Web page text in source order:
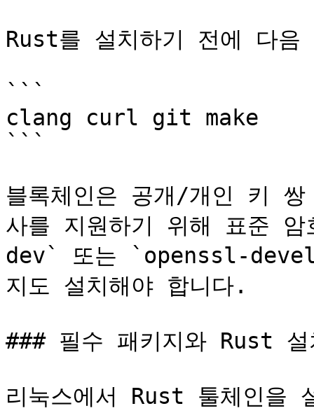
Rust를 설치하기 전에 다음
```
clang curl git make
```
블록체인은 공개/개인 키
사를 지원하기 위해 표준
dev` 또는 `openssl-
지도 설치해야 합니다.
### 필수 패키지와 Rust 설
리눅스에서 Rust 툴체인을